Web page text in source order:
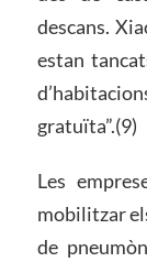
descans.
estan
gratuïta”.(9)
Les
mobilitzar
de